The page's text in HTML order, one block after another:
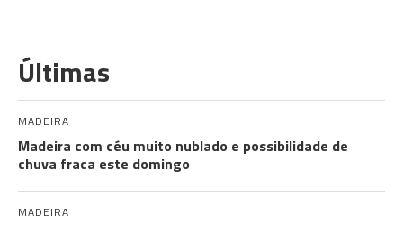
Últimas
MADEIRA
Madeira com céu muito nublado e possibilidade de
chuva fraca este domingo
MADEIRA